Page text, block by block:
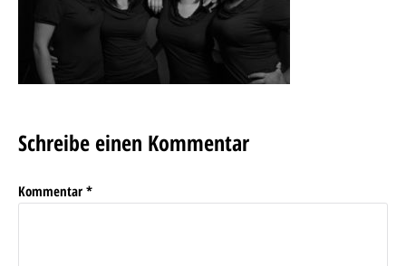
Schreibe einen Kommentar
Kommentar *